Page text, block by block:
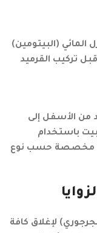
(البيتومين)
تركيب القرميد
من الأسفل إلى
باستخدام
مخصصة حسب نوع
لإغلاق كافة